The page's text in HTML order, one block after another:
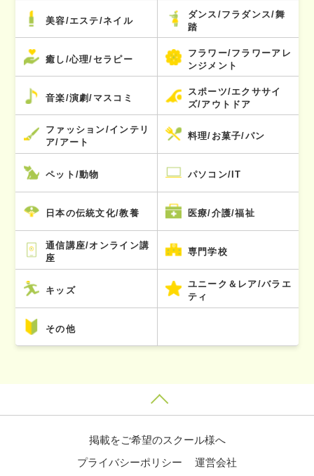
美容/エステ/ネイル
ダンス/フラダンス/舞
踏
癒し/心理/セラピー
フラワー/フラワーアレ
ンジメント
音楽/演劇/マスコミ
スポーツ/エクササイ
ズ/アウトドア
ファッション/インテリ
ア/アート
料理/お菓子/パン
ペット/動物 パソコン/IT
日本の伝統文化/教養 医療/介護/福祉
通信講座/オンライン講
座
専門学校
キッズ
ユニーク＆レア/バラエ
ティ
その他
掲載をご希望のスクール様へ
プライバシーポリシー
運営会社